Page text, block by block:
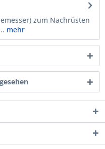
zum Nachrüsten
mehr